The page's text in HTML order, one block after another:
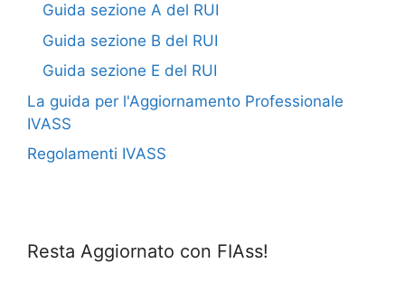
Guida sezione A del RUI
Guida sezione B del RUI
Guida sezione E del RUI
La guida per l'Aggiornamento Professionale
IVASS
Regolamenti IVASS
Resta Aggiornato con FIAss!